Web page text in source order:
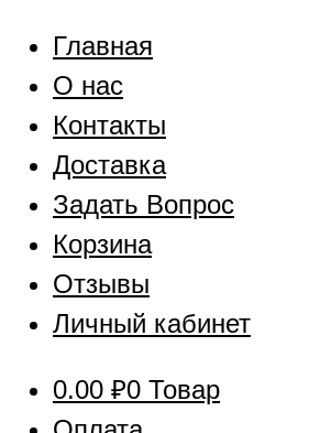
Главная
О нас
Контакты
Доставка
Задать Вопрос
Корзина
Отзывы
Личный кабинет
0.00 ₽0 Товар